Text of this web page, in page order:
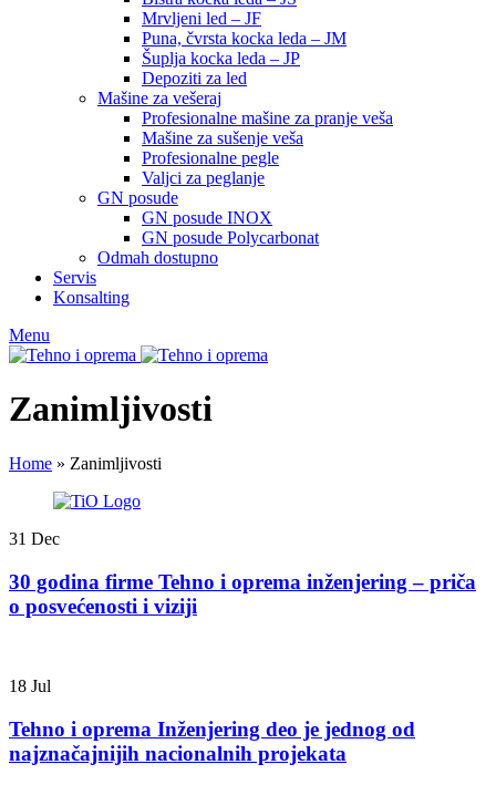
Mrvljeni led – JF
Puna, čvrsta kocka leda – JM
Šuplja kocka leda – JP
Depoziti za led
Mašine za vešeraj
Profesionalne mašine za pranje veša
Mašine za sušenje veša
Profesionalne pegle
Valjci za peglanje
GN posude
GN posude INOX
GN posude Polycarbonat
Odmah dostupno
Servis
Konsalting
Menu
Zanimljivosti
Home » Zanimljivosti
31 Dec
30 godina firme Tehno i oprema inženjering – priča
o posvećenosti i viziji
18 Jul
Tehno i oprema Inženjering deo je jednog od
najznačajnijih nacionalnih projekata